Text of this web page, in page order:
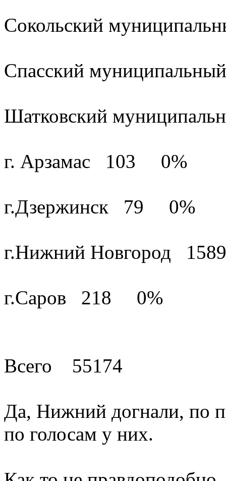
Сокольский
Спасский
Шатковский
г. Арзамас 103 0%
г.Дзержинск 79 0%
г.Нижний Новгород
г.Саров 218 0%
Всего 55174
Да, Нижний догнали, по
по голосам у них.